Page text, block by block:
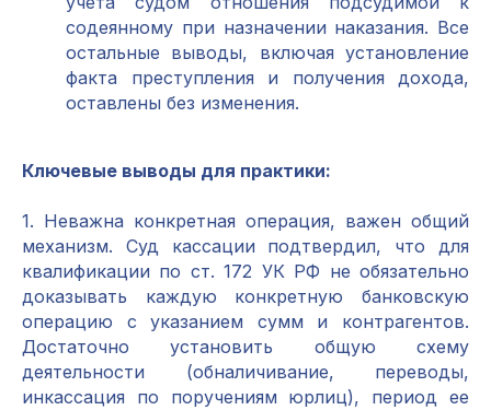
содеянному при назначении наказания. Все
остальные выводы, включая установление
факта преступления и получения дохода,
оставлены без изменения.
Ключевые выводы для практики:
1. Неважна конкретная операция, важен общий
механизм. Суд кассации подтвердил, что для
квалификации по ст. 172 УК РФ не обязательно
доказывать каждую конкретную банковскую
операцию с указанием сумм и контрагентов.
Достаточно установить общую схему
деятельности (обналичивание, переводы,
инкассация по поручениям юрлиц), период ее